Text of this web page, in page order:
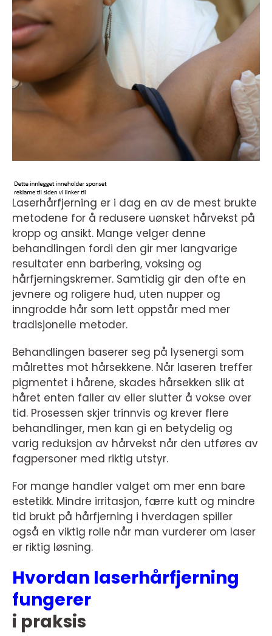
Laserhårfjerning er i dag en av de mest brukte
metodene for å redusere uønsket hårvekst på
kropp og ansikt. Mange velger denne
behandlingen fordi den gir mer langvarige
resultater enn barbering, voksing og
hårfjerningskremer. Samtidig gir den ofte en
jevnere og roligere hud, uten nupper og
inngrodde hår som lett oppstår med mer
tradisjonelle metoder.
Behandlingen baserer seg på lysenergi som
målrettes mot hårsekkene. Når laseren treffer
pigmentet i hårene, skades hårsekken slik at
håret enten faller av eller slutter å vokse over
tid. Prosessen skjer trinnvis og krever flere
behandlinger, men kan gi en betydelig og
varig reduksjon av hårvekst når den utføres av
fagpersoner med riktig utstyr.
For mange handler valget om mer enn bare
estetikk. Mindre irritasjon, færre kutt og mindre
tid brukt på hårfjerning i hverdagen spiller
også en viktig rolle når man vurderer om laser
er riktig løsning.
Hvordan laserhårfjerning
fungerer
i praksis